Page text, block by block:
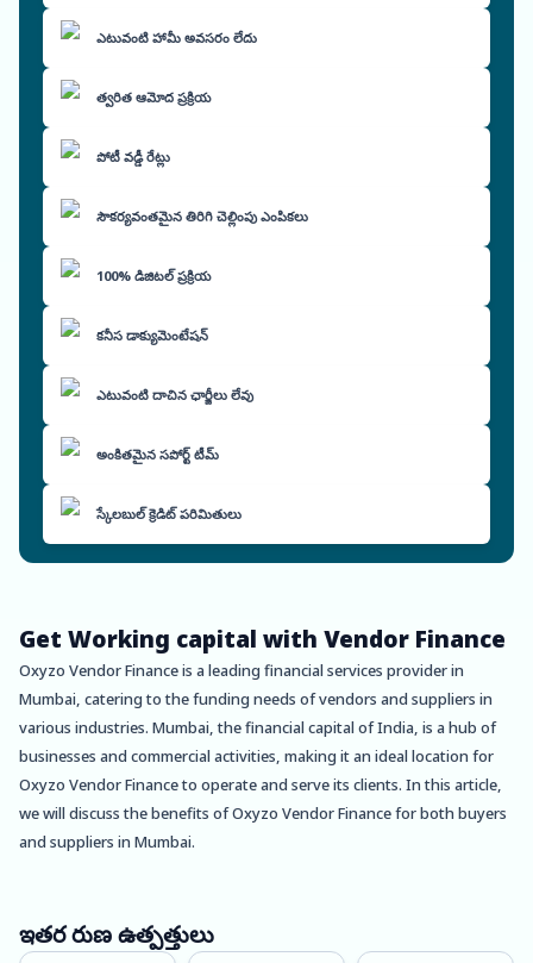
ఎటువంటి హామీ అవసరం లేదు
త్వరిత ఆమోద ప్రక్రియ
పోటీ వడ్డీ రేట్లు
సౌకర్యవంతమైన తిరిగి చెల్లింపు ఎంపికలు
100% డిజిటల్ ప్రక్రియ
కనీస డాక్యుమెంటేషన్
ఎటువంటి దాచిన ఛార్జీలు లేవు
అంకితమైన సపోర్ట్ టీమ్
స్కేలబుల్ క్రెడిట్ పరిమితులు
Get Working capital with Vendor Finance
Oxyzo Vendor Finance is a leading financial services provider in
Mumbai, catering to the funding needs of vendors and suppliers in
various industries. Mumbai, the financial capital of India, is a hub of
businesses and commercial activities, making it an ideal location for
Oxyzo Vendor Finance to operate and serve its clients. In this article,
we will discuss the benefits of Oxyzo Vendor Finance for both buyers
and suppliers in Mumbai.
culture, architecture, and of course, the Bollywood film industry. It is
also one of the largest commercial and financial centers in India, with
ఇతర రుణ ఉత్పత్తులు